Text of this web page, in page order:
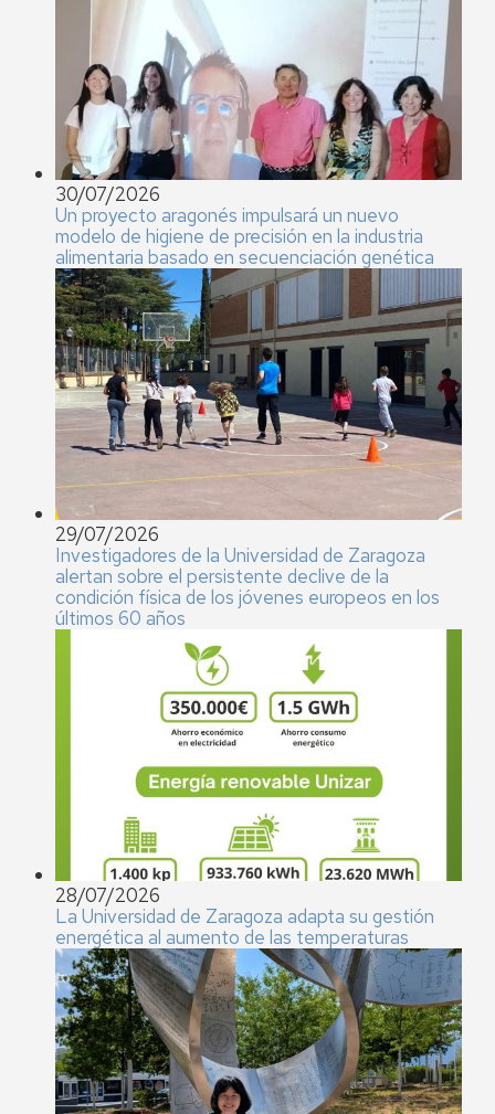
30/07/2026
Un proyecto aragonés impulsará un nuevo
modelo de higiene de precisión en la industria
alimentaria basado en secuenciación genética
29/07/2026
Investigadores de la Universidad de Zaragoza
alertan sobre el persistente declive de la
condición física de los jóvenes europeos en los
últimos 60 años
28/07/2026
La Universidad de Zaragoza adapta su gestión
energética al aumento de las temperaturas